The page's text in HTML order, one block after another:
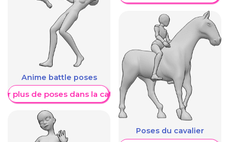
Anime battle poses
plus de poses dans la catégorie
Poses du cavalier